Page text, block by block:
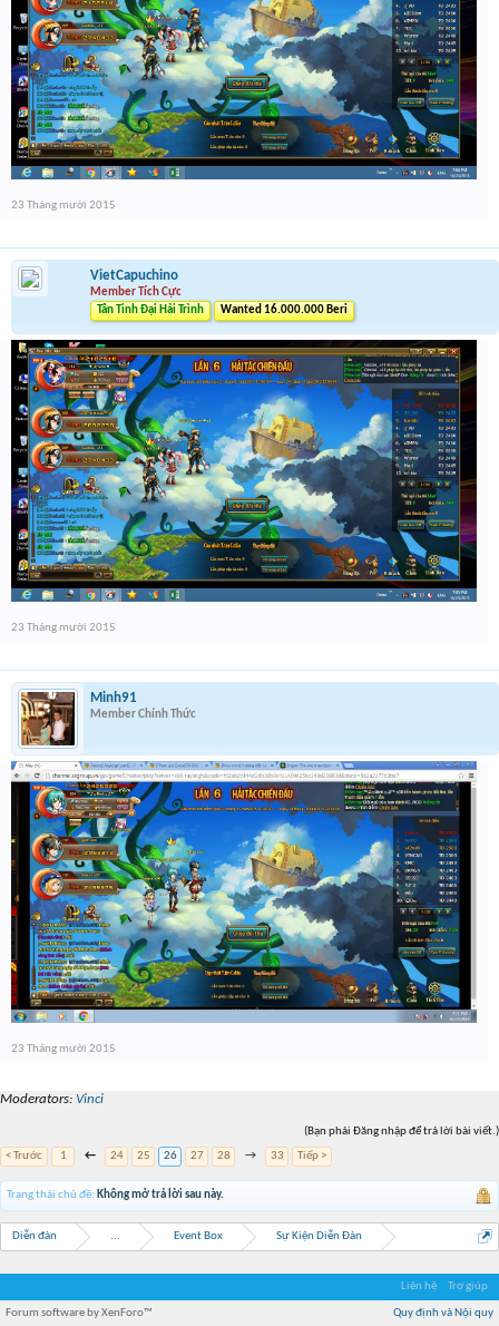
23 Tháng mười 2015
VietCapuchino
Member Tích Cực
Tân Tinh Đại Hải Trình
Wanted 16.000.000 Beri
23 Tháng mười 2015
Minh91
Member Chính Thức
23 Tháng mười 2015
Moderators: Vinci
(Bạn phải Đăng nhập để trả lời bài viết.)
< Trước
1 ← 24 25 26 27 28 → 33 Tiếp >
Trạng thái chủ đề: Không mở trả lời sau này.
Diễn đàn ... Event Box Sự Kiện Diễn Đàn
Liên hệ Trợ giúp
Quy định và Nội quy
Forum software by XenForo™